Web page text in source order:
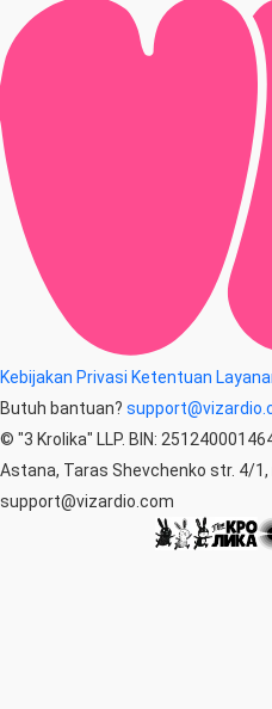
Kebijakan Privasi Ketentuan
Butuh bantuan?
© "3 Krolika" LLP. BIN:
Astana, Taras Shevchenko str. 4/1,
support@vizardio.com